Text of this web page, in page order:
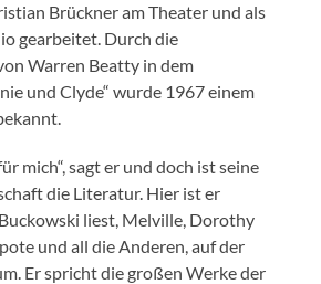
Brückner am Theater und als
gearbeitet. Durch die
Warren Beatty in dem
und Clyde“ wurde 1967 einem
mich“, sagt er und doch ist seine
die Literatur. Hier ist er
liest, Melville, Dorothy
und all die Anderen, auf der
Er spricht die großen Werke der